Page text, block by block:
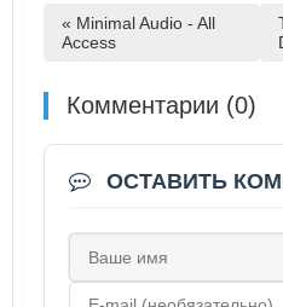
« Minimal Audio - All
Access
Комментарии (0)
ОСТАВИТЬ